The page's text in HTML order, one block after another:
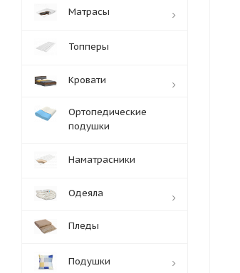
Матрасы
Топперы
Кровати
Ортопедические
подушки
Наматрасники
Одеяла
Пледы
Подушки